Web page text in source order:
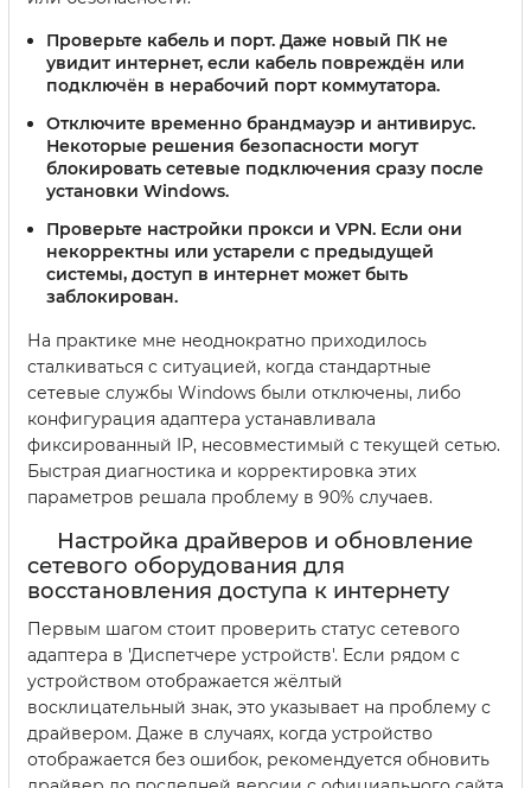
Проверьте кабель и порт. Даже новый ПК не
увидит интернет, если кабель повреждён или
подключён в нерабочий порт коммутатора.
Отключите временно брандмауэр и антивирус.
Некоторые решения безопасности могут
блокировать сетевые подключения сразу после
установки Windows.
Проверьте настройки прокси и VPN. Если они
некорректны или устарели с предыдущей
системы, доступ в интернет может быть
заблокирован.
На практике мне неоднократно приходилось
сталкиваться с ситуацией, когда стандартные
сетевые службы Windows были отключены, либо
конфигурация адаптера устанавливала
фиксированный IP, несовместимый с текущей сетью.
Быстрая диагностика и корректировка этих
параметров решала проблему в 90% случаев.
Настройка драйверов и обновление
сетевого оборудования для
восстановления доступа к интернету
Первым шагом стоит проверить статус сетевого
адаптера в 'Диспетчере устройств'. Если рядом с
устройством отображается жёлтый
восклицательный знак, это указывает на проблему с
драйвером. Даже в случаях, когда устройство
отображается без ошибок, рекомендуется обновить